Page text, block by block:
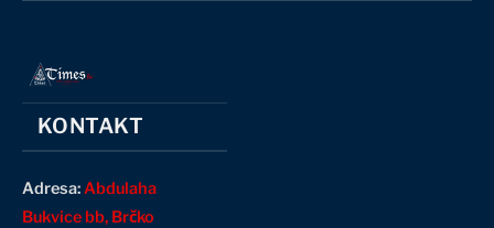
KONTAKT
Adresa:Abdulaha
Bukvice bb, Brčko